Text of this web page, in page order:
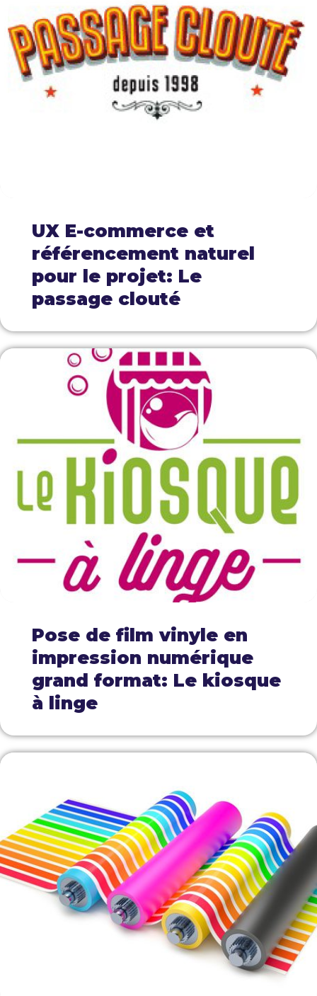
UX E-commerce et
référencement naturel
pour le projet: Le
passage clouté
Pose de film vinyle en
impression numérique
grand format: Le kiosque
à linge